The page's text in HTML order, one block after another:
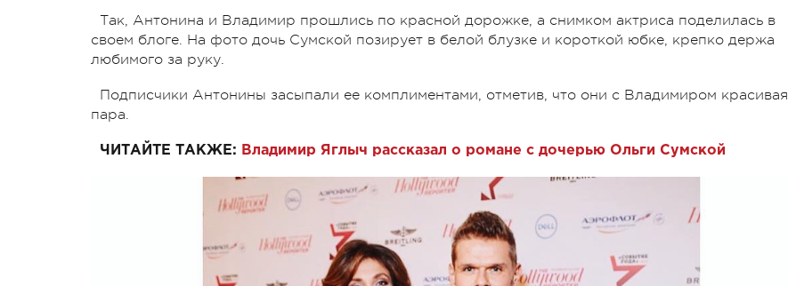
Так, Антонина и Владимир прошлись по красной дорожке, а снимком актриса поделилась в
своем блоге. На фото дочь Сумской позирует в белой блузке и короткой юбке, крепко держа
любимого за руку.
Подписчики Антонины засыпали ее комплиментами, отметив, что они с Владимиром красивая
пара.
ЧИТАЙТЕ ТАКЖЕ: Владимир Яглыч рассказал о романе с дочерью Ольги Сумской